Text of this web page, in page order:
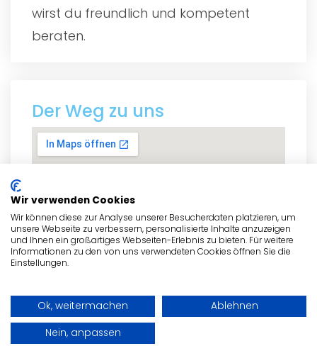
wirst du freundlich und kompetent
beraten.
Der Weg zu uns
zum Routenplaner
Wir verwenden Cookies
Wir können diese zur Analyse unserer Besucherdaten platzieren, um
unsere Webseite zu verbessern, personalisierte Inhalte anzuzeigen
und Ihnen ein großartiges Webseiten-Erlebnis zu bieten. Für weitere
Informationen zu den von uns verwendeten Cookies öffnen Sie die
Einstellungen.
Ok, weitermachen
Ablehnen
Nein, anpassen